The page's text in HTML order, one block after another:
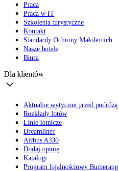
Praca
Praca w IT
Szkolenia turystyczne
Kontakt
Standardy Ochrony Małoletnich
Nasze hotele
Biura
Dla klientów
Aktualne wytyczne przed podróżą
Rozkłady lotów
Linie lotnicze
Dreamliner
Airbus A330
Dodaj opinię
Katalogi
Program lojalnościowy Bumerang